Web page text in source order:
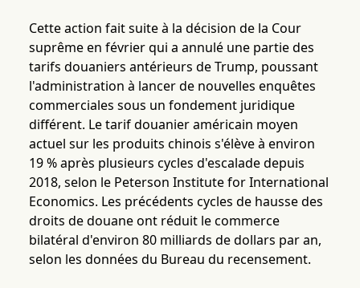
Cette action fait suite à la décision de la Cour
suprême en février qui a annulé une partie des
tarifs douaniers antérieurs de Trump, poussant
l'administration à lancer de nouvelles enquêtes
commerciales sous un fondement juridique
différent. Le tarif douanier américain moyen
actuel sur les produits chinois s'élève à environ
19 % après plusieurs cycles d'escalade depuis
2018, selon le Peterson Institute for International
Economics. Les précédents cycles de hausse des
droits de douane ont réduit le commerce
bilatéral d'environ 80 milliards de dollars par an,
selon les données du Bureau du recensement.